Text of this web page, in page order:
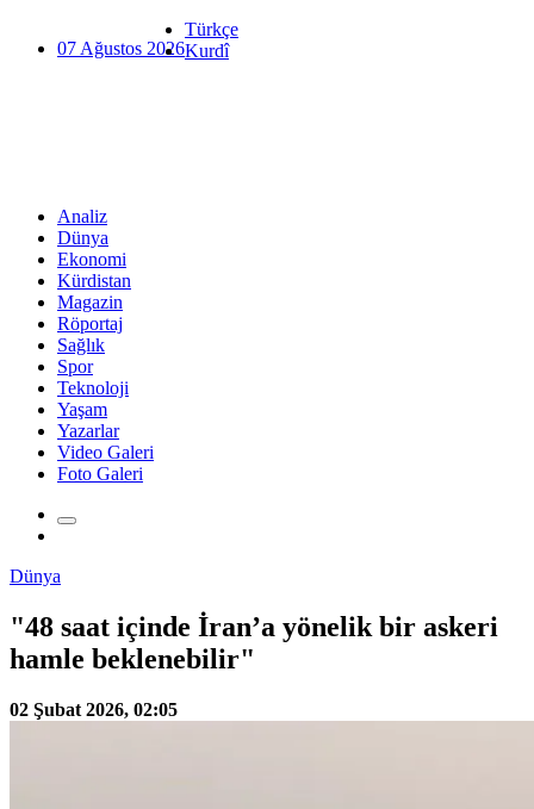
07 Ağustos 2026
Türkçe
Kurdî
Analiz
Dünya
Ekonomi
Kürdistan
Magazin
Röportaj
Sağlık
Spor
Teknoloji
Yaşam
Yazarlar
Video Galeri
Foto Galeri
Dünya
"48 saat içinde İran’a yönelik bir askeri
hamle beklenebilir"
02 Şubat 2026, 02:05